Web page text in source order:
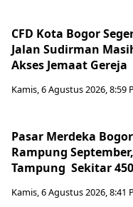
CFD Kota Bogor
Jalan Sudirman
Akses Jemaat Gereja
Kamis, 6 Agustus 2026, 8:59
Pasar Merdeka
Rampung
Tampung Sekitar
Kamis, 6 Agustus 2026, 8:41